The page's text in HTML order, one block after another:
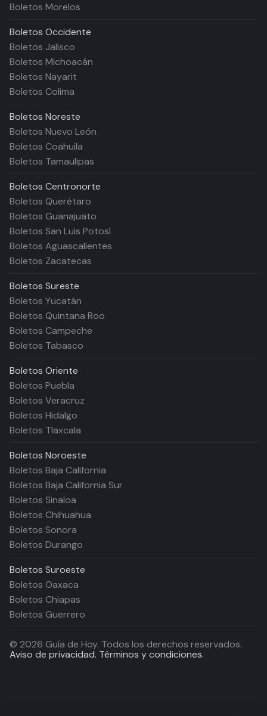
Boletos Morelos
Boletos Occidente
Boletos Jalisco
Boletos Michoacán
Boletos Nayarit
Boletos Colima
Boletos Noreste
Boletos Nuevo León
Boletos Coahuila
Boletos Tamaulipas
Boletos Centronorte
Boletos Querétaro
Boletos Guanajuato
Boletos San Luis Potosí
Boletos Aguascalientes
Boletos Zacatecas
Boletos Sureste
Boletos Yucatán
Boletos Quintana Roo
Boletos Campeche
Boletos Tabasco
Boletos Oriente
Boletos Puebla
Boletos Veracruz
Boletos Hidalgo
Boletos Tlaxcala
Boletos Noroeste
Boletos Baja California
Boletos Baja California Sur
Boletos Sinaloa
Boletos Chihuahua
Boletos Sonora
Boletos Durango
Boletos Suroeste
Boletos Oaxaca
Boletos Chiapas
Boletos Guerrero
© 2026 Guía de Hoy. Todos los derechos reservados.
Aviso de privacidad. Términos y condiciones.